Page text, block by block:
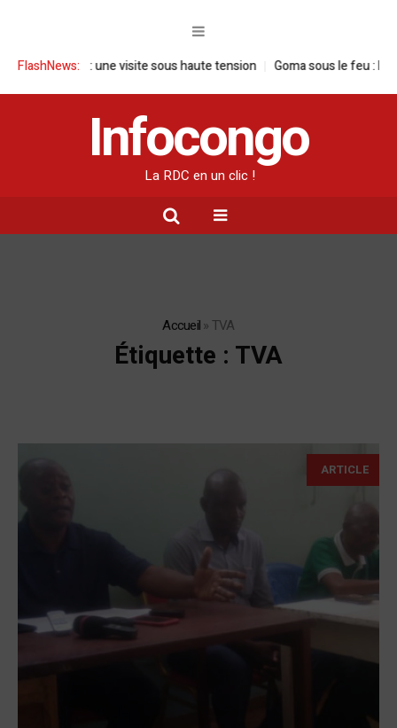
FlashNews:
: une visite sous haute tension Goma sous le feu : la situation
Infocongo
La RDC en un clic !
Accueil»TVA
Étiquette : TVA
ARTICLE